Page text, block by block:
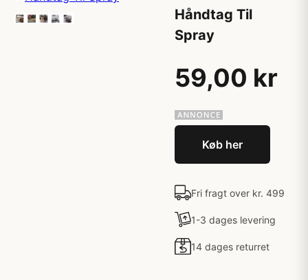
Håndtag Til
Spray
59,00 kr
Køb her
Fri fragt over kr. 499
1-3 dages levering
14 dages returret